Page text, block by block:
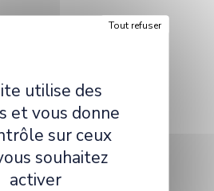
Paul Claudel)
sortie, vrai repas.
utilise des
et vous donne
sur ceux
souhaitez
activer
Tout refuser